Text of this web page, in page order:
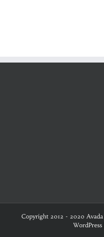
Copyright 2012 - 2020
WordPress|